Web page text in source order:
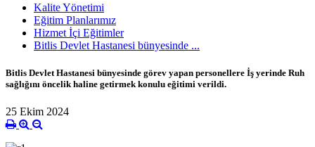
Kalite Yönetimi
Eğitim Planlarımız
Hizmet İçi Eğitimler
Bitlis Devlet Hastanesi bünyesinde ...
Bitlis Devlet Hastanesi bünyesinde görev yapan personellere İş yerinde Ruh
sağlığını öncelik haline getirmek konulu eğitimi verildi.
25 Ekim 2024